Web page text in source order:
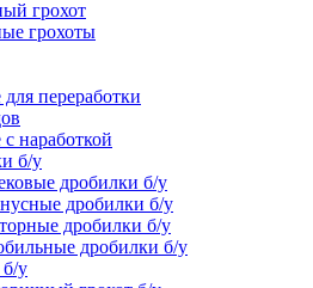
грохот
грохоты
переработки
наработкой
б/у
дробилки б/у
дробилки б/у
дробилки б/у
дробилки б/у
у